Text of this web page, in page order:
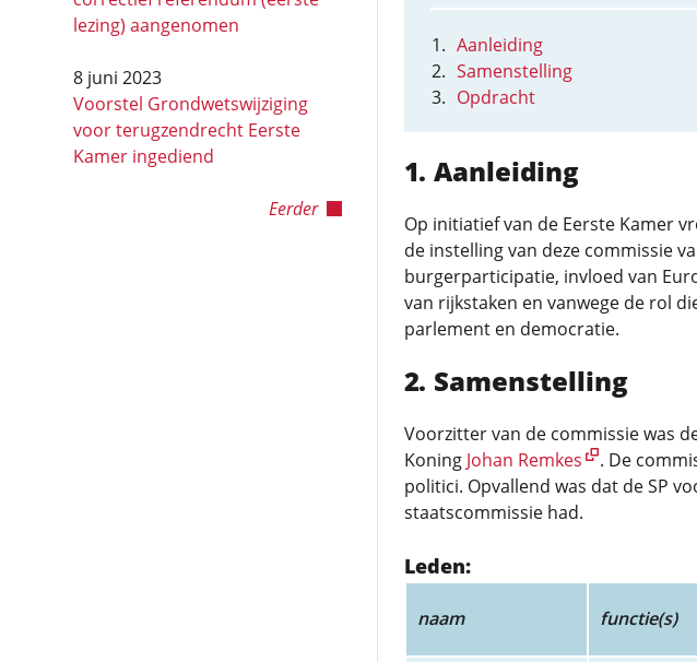
lezing) aangenomen
8 juni 2023
Voorstel Grondwetswijziging
voor terugzendrecht Eerste
Kamer ingediend
Eerder
Aanleiding
Samenstelling
Opdracht
Aanleiding
Op initiatief van de Eerste Kamer
de instelling van deze commissie
burgerparticipatie, invloed van
van rijkstaken en vanwege de rol
parlement en democratie.
Samenstelling
Voorzitter van de commissie was
Koning Johan Remkes
. De
politici. Opvallend was dat de SP
staatscommissie had.
Leden:
naam functie(s)